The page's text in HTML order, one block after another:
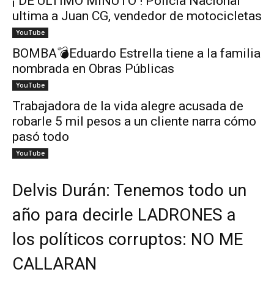
ultima a Juan CG, vendedor de motocicletas
YouTube
BOMBA💣Eduardo Estrella tiene a la familia
nombrada en Obras Públicas
YouTube
Trabajadora de la vida alegre acusada de
robarle 5 mil pesos a un cliente narra cómo
pasó todo
YouTube
Delvis Durán: Tenemos todo un
año para decirle LADRONES a
los políticos corruptos: NO ME
CALLARAN